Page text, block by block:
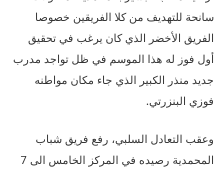
سانحة للتهديف من كلا الفريقين خصوصا
الفريق الأخضر الذي كان يرغب في تحقيق
أول فوز له هذا الموسم في ظل تواجد مدرب
جديد منذر الكبير الذي جاء مكان مواطنه
فوزي البنزرتي.
وعقب التعادل السلبي، رفع فريق شباب
المحمدية رصيده في المركز الخامس الى 7